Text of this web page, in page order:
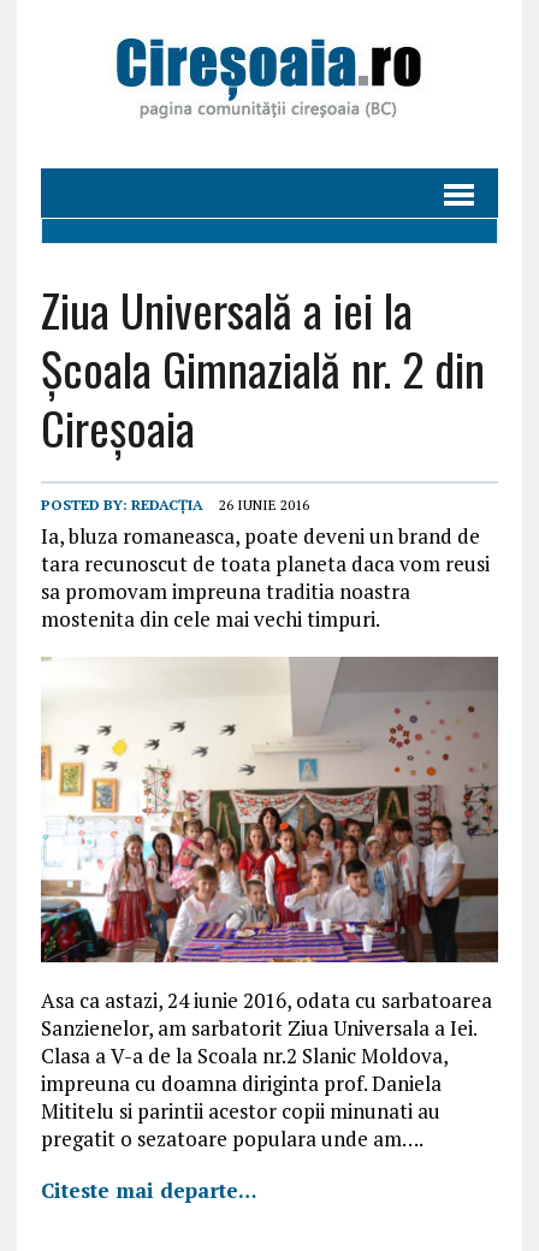
Ziua Universală a iei la
Școala Gimnazială nr. 2 din
Cireșoaia
POSTED BY: REDACȚIA 26 IUNIE 2016
Ia, bluza romaneasca, poate deveni un brand de
tara recunoscut de toata planeta daca vom reusi
sa promovam impreuna traditia noastra
mostenita din cele mai vechi timpuri.
Asa ca astazi, 24 iunie 2016, odata cu sarbatoarea
Sanzienelor, am sarbatorit Ziua Universala a Iei.
Clasa a V-a de la Scoala nr.2 Slanic Moldova,
impreuna cu doamna diriginta prof. Daniela
Mititelu si parintii acestor copii minunati au
pregatit o sezatoare populara unde am….
Citeste mai departe…